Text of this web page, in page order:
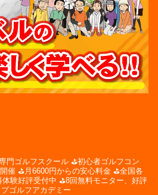
門ゴルフスクール ⛳️初心者ゴルフコン
催 ⛳️月6600円からの安心料金 ⛳️全国各
体験好評受付中 ⛳️8回無料モニター、好評
ゴルフアカデミー